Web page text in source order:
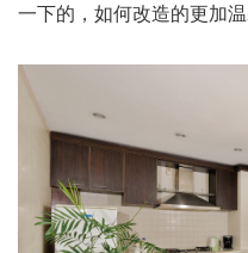
一下的，如何改造的更加温